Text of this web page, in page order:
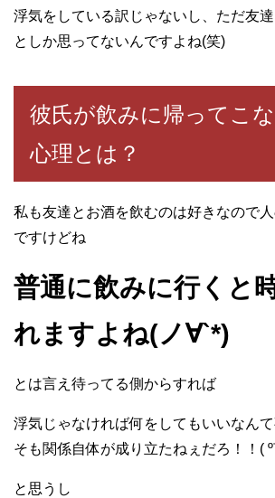
浮気をしている訳じゃないし、ただ友
としか思ってないんですよね(笑)
彼氏が飲みに帰ってこ
心理とは？
私も友達とお酒を飲むのは好きなので
ですけどね
普通に飲みに行くと
れますよね(ノ∀`*)
とは言え待ってる側からすれば
浮気じゃなければ何をしてもいいなん
そも関係自体が成り立たねぇだろ！！( º
と思うし